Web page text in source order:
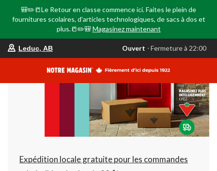
🎒✏️📒Le Retour en classe commence ici. Faites le plein de
fournitures scolaires, d'articles technologiques, de sacs à dos et
plus.📒✏️🎒 Magasinez maintenant
votre
est
AB,
Ouvert,
Fermeture
à
22:00
changer
Leduc, AB Ouvert ⋅ Fermeture à 22:00
Expédition locale gratuite pour les commandes